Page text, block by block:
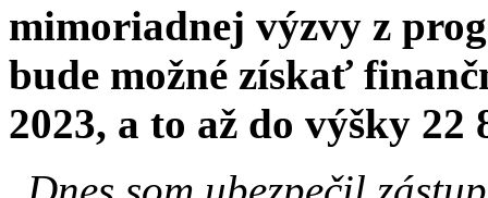
mimoriadnej výzvy z
bude možné získať
2023, a to až do výšky 22